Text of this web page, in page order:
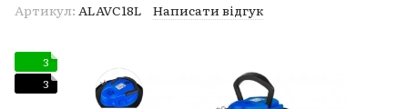
Артикул: ALAVC18L Написати відгук
3
3